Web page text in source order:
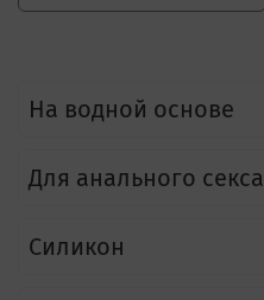
На водной основе
Для анального секса
Силикон